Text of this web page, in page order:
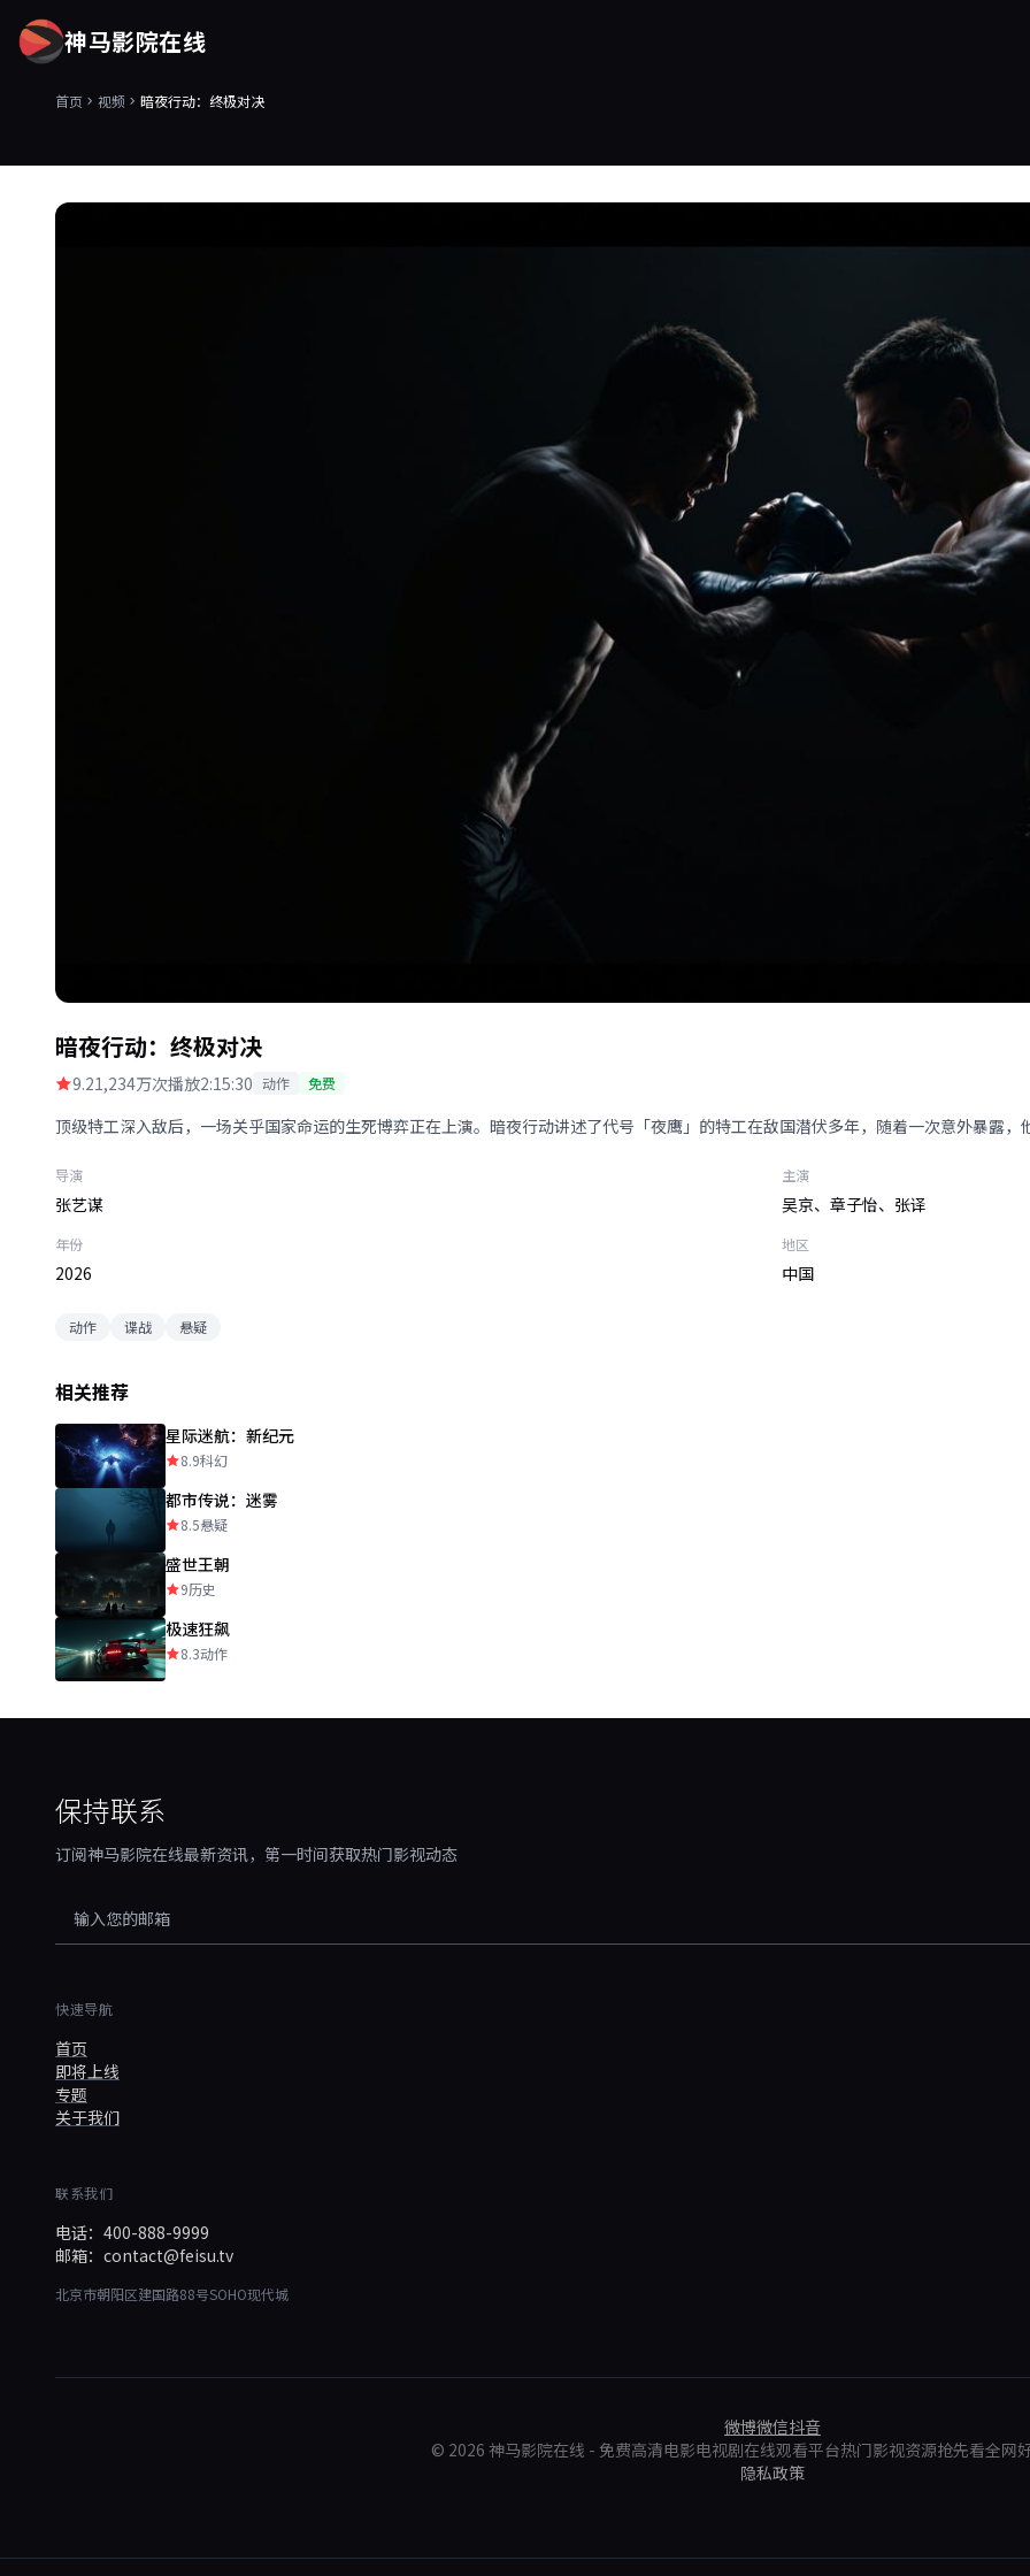
神马影院在线
首页 视频 暗夜行动：终极对决
暗夜行动：终极对决
9.21,234万次播放2:15:30 动作 免费
顶级特工深入敌后，一场关乎国家命运的生死博弈正在上演。暗夜行动讲述了代号「夜鹰」的特工在敌国潜伏多年，随着一次意外暴露
导演
张艺谋
主演
吴京、章子怡、张译
年份
2026
地区
中国
动作 谍战 悬疑
相关推荐
星际迷航：新纪元
8.9科幻
都市传说：迷雾
8.5悬疑
盛世王朝
9历史
极速狂飙
8.3动作
保持联系
订阅神马影院在线最新资讯，第一时间获取热门影视动态
快速导航
首页
即将上线
专题
关于我们
联系我们
电话：400-888-9999
邮箱：contact@feisu.tv
北京市朝阳区建国路88号SOHO现代城
微博微信抖音
© 2026 神马影院在线 - 免费高清电影电视剧在线观看平台热门影视资源抢先看全网
隐私政策